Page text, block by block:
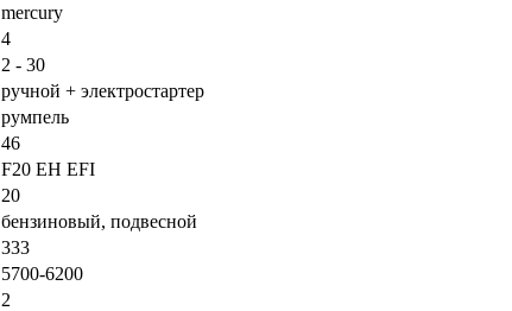
mercury
4
2 - 30
ручной + электростартер
румпель
46
F20 EH EFI
20
бензиновый, подвесной
333
5700-6200
2